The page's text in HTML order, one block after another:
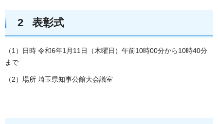
2 表彰式
（1）日時 令和6年1月11日（木曜日）午前10時00分から10時40分
まで
（2）場所 埼玉県知事公館大会議室